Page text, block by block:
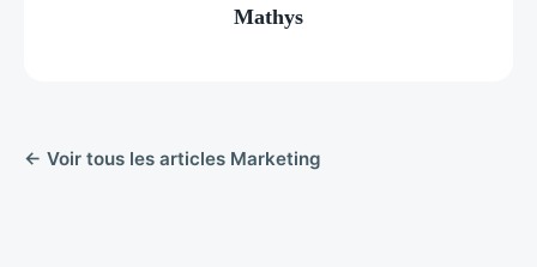
Mathys
← Voir tous les articles Marketing